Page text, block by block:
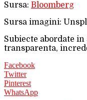
Sursa: Bloomberg
Sursa imagini:
Subiecte abordate
transparenta,
Facebook
Twitter
Pinterest
WhatsApp